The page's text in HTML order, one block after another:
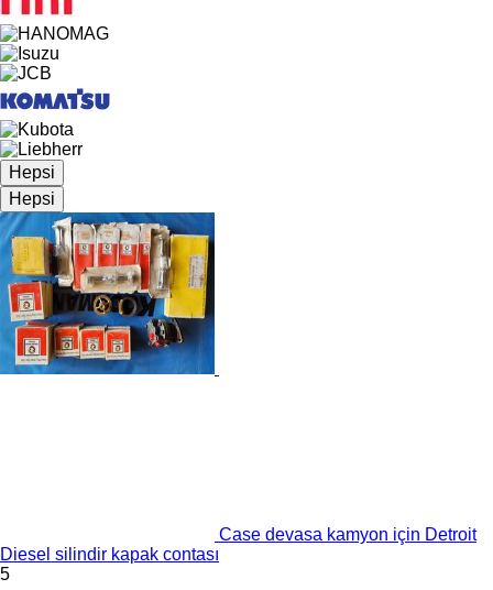
Hepsi
Hepsi
Case devasa kamyon için Detroit
Diesel silindir kapak contası
5